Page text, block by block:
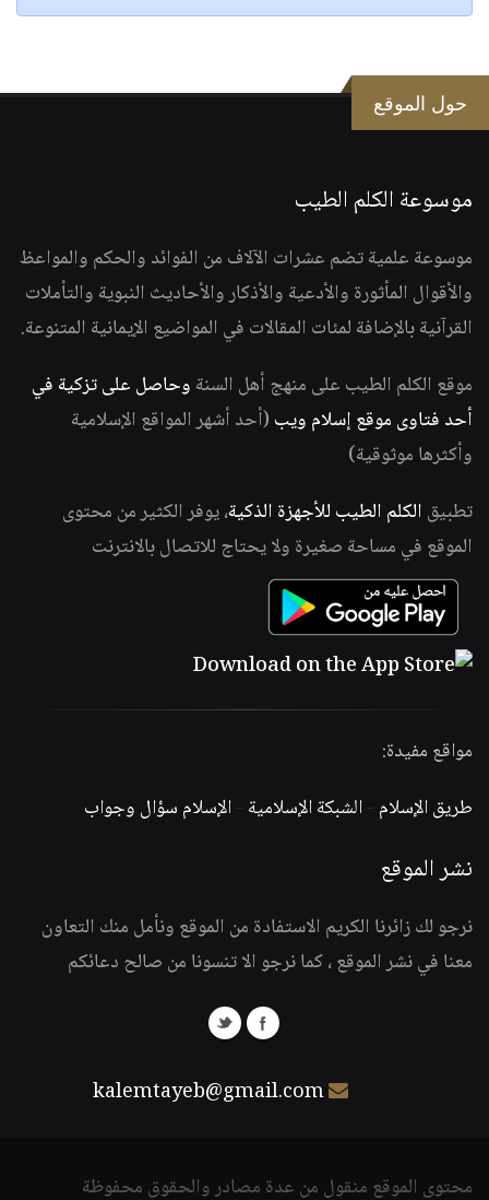
حول الموقع
موسوعة الكلم الطيب
موسوعة علمية تضم عشرات الآلاف من الفوائد والحكم والمواعظ
والأقوال المأثورة والأدعية والأذكار والأحاديث النبوية والتأملات
القرآنية بالإضافة لمئات المقالات في المواضيع الإيمانية المتنوعة.
موقع الكلم الطيب على منهج أهل السنة وحاصل على تزكية في
أحد فتاوى موقع إسلام ويب (أحد أشهر المواقع الإسلامية
وأكثرها موثوقية)
تطبيق الكلم الطيب للأجهزة الذكية، يوفر الكثير من محتوى
الموقع في مساحة صغيرة ولا يحتاج للاتصال بالانترنت
مواقع مفيدة:
طريق الإسلام -الشبكة الإسلامية -الإسلام سؤال وجواب
نشر الموقع
نرجو لك زائرنا الكريم الاستفادة من الموقع ونأمل منك التعاون
معنا في نشر الموقع ، كما نرجو الا تنسونا من صالح دعائكم
kalemtayeb@gmail.com
محتوى الموقع منقول من عدة مصادر والحقوق محفوظة